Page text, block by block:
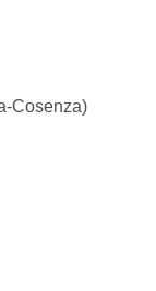
Cosenza)